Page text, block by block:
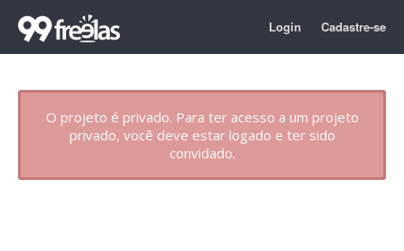
Login Cadastre-se
O projeto é privado. Para ter acesso a um projeto
privado, você deve estar logado e ter sido
convidado.